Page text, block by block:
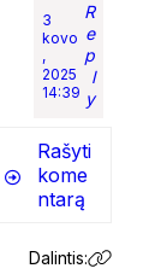
3
kovo
,
2025
14:39
R
e
p
l
y
Rašyti
kome
ntarą
Dalintis: